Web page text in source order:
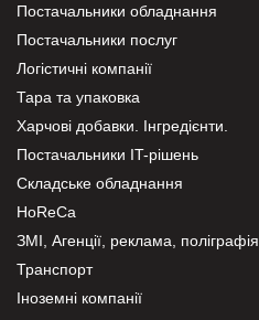
Постачальники обладнання
Постачальники послуг
Логістичні компанії
Тара та упаковка
Харчові добавки. Інгредієнти.
Постачальники IT-рішень
Складське обладнання
HoReCa
ЗМІ, Агенції, реклама, поліграфія
Транспорт
Іноземні компанії